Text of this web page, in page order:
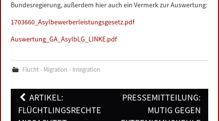
Bundesregierung, außerdem hier auch ein Vermerk zur Auswertung:
1703660_Asylbewerberleistungsgesetz.pdf
Auswertung_GA_AsylbLG_LINKE.pdf
Flucht - Migration - Integration
Post
navigation
ARTIKEL:
FLÜCHTLINGSRECHTE
PRESSEMITTEILUNG:
MUTIG GEGEN